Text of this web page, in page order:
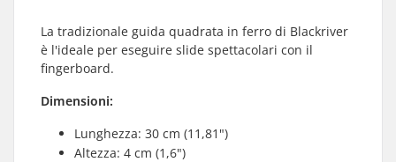
La tradizionale guida quadrata in ferro di Blackriver
è l'ideale per eseguire slide spettacolari con il
fingerboard.
Dimensioni:
Lunghezza: 30 cm (11,81")
Altezza: 4 cm (1,6")